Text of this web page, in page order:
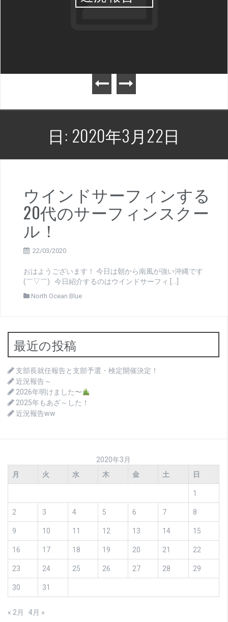
日: 2020年3月22日
ウインドサーフィンする
20代のサーフィンスクー
ル！
22/03/2020
おはようございます！ 今日は朝から南風が強い沖縄です
(￣▽￣) 今日紹介するのはウインドサーフィ […]
North Ocean Blue
最近の投稿
支部長就任報告と支部予選・検定開催決定！
近況報告～
2026年明けました〜
2025年もあざ～した！
近況報告ww
2020年3月
月
火 水 木 金 土 日
1
2 3 4 5 6 7 8
9 10 11 12 13 14 15
16 17 18 19 20 21 22
23 24 25 26 27 28 29
30 31
« 2月 4月 »